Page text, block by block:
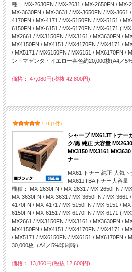
種： MX-2630FN / MX-2631 / MX-2650FN / MX-
MX-3630FN / MX-3631 / MX-3650FN / MX-3661
4170FN / MX-4171 / MX-5150FN / MX-5151 /
6150FN / MX-6151 / MX-6170FN / MX-6171 (
MX2661 / MX3150FN / MX3161 / MX3630FN /
MX4150FN / MX4151 / MX4170FN / MX4171 /
/ MX5171 / MX6150FN / MX6151 / MX6170FN /
ン・マゼンタ・イエロー各色約20,000枚(A4／
価格： 47,080円(税抜 42,800円)
5.0 (1件)
シャープ MX61JTトナー
ク/黒 純正 大容量
MX3150 MX3161
ナー
MX61 トナー 純正 人気
MX61JTBAトナー大容量
機種： MX-2630FN / MX-2631 / MX-2650FN /
MX-3630FN / MX-3631 / MX-3650FN / MX-3661
4170FN / MX-4171 / MX-5150FN / MX-5151 /
6150FN / MX-6151 / MX-6170FN / MX-6171 (
MX2661 / MX3150FN / MX3161 / MX3630FN /
MX4150FN / MX4151 / MX4170FN / MX4171 /
/ MX5171 / MX6150FN / MX6151 / MX6170FN
30,000枚（A4／5%印刷時）
価格： 13,860円(税抜 12,600円)